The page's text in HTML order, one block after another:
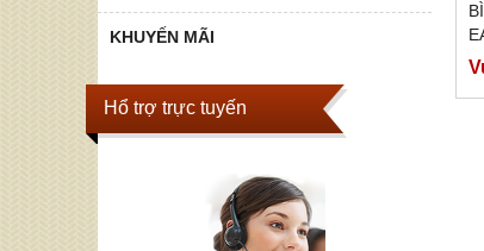
KHUYẾN MÃI
Hổ trợ trực tuyến